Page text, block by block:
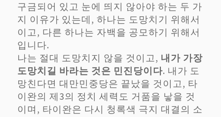
구금되어 있고 눈에 띄지 않아야 하는 두 가
지 이유가 있는데, 하나는 도망치기 위해서
이고, 다른 하나는 자백을 공모하기 위해서
입니다.
나는 절대 도망치지 않을 것이고, 내가 가장
도망치길 바라는 것은 민진당이다. 내가 도
망친다면 대만민중당은 끝났을 것이고, 타
이완의 제3의 정치 세력도 거품을 낳을 것
이며, 타이완은 다시 청록색 극지 대결의 소